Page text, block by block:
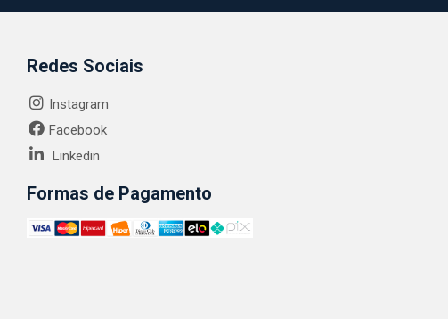
Redes Sociais
Instagram
Facebook
Linkedin
Formas de Pagamento